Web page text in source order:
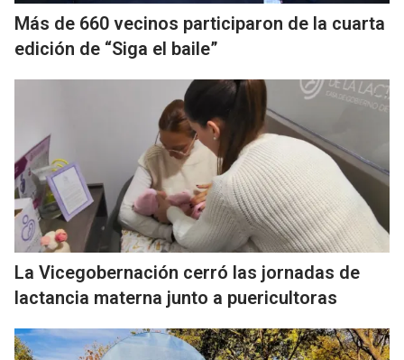
Más de 660 vecinos participaron de la cuarta
edición de “Siga el baile”
La Vicegobernación cerró las jornadas de
lactancia materna junto a puericultoras